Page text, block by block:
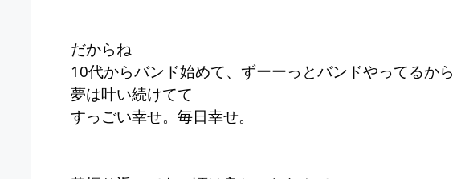
だからね
10代からバンド始めて、ずーーっとバンドやってるから
夢は叶い続けてて
すっごい幸せ。毎日幸せ。